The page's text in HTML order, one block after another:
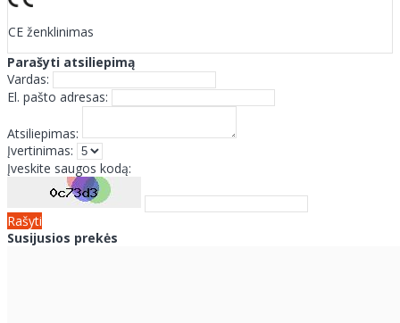
CE ženklinimas
Parašyti atsiliepimą
Vardas:
El. pašto adresas:
Atsiliepimas:
Įvertinimas:
Įveskite saugos kodą:
Rašyti
Susijusios prekės